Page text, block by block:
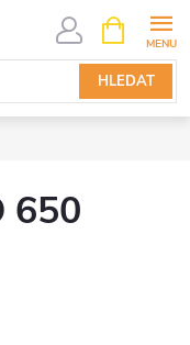
HLEDAT
NÁKUPNÍ
KOŠÍK
650